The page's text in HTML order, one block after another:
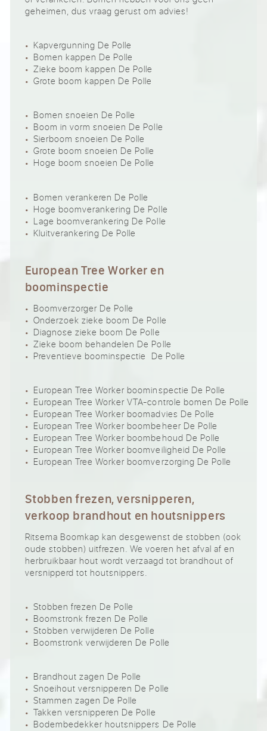
geheimen, dus vraag gerust om advies!
Kapvergunning De Polle
Bomen kappen De Polle
Zieke boom kappen De Polle
Grote boom kappen De Polle
Bomen snoeien De Polle
Boom in vorm snoeien De Polle
Sierboom snoeien De Polle
Grote boom snoeien De Polle
Hoge boom snoeien De Polle
Bomen verankeren De Polle
Hoge boomverankering De Polle
Lage boomverankering De Polle
Kluitverankering De Polle
European Tree Worker en
boominspectie
Boomverzorger De Polle
Onderzoek zieke boom De Polle
Diagnose zieke boom De Polle
Zieke boom behandelen De Polle
Preventieve boominspectie De Polle
European Tree Worker boominspectie De Polle
European Tree Worker VTA-controle bomen De Polle
European Tree Worker boomadvies De Polle
European Tree Worker boombeheer De Polle
European Tree Worker boombehoud De Polle
European Tree Worker boomveiligheid De Polle
European Tree Worker boomverzorging De Polle
Stobben frezen, versnipperen,
verkoop brandhout en houtsnippers
Ritsema Boomkap kan desgewenst de stobben (ook
oude stobben) uitfrezen. We voeren het afval af en
herbruikbaar hout wordt verzaagd tot brandhout of
versnipperd tot houtsnippers.
Stobben frezen De Polle
Boomstronk frezen De Polle
Stobben verwijderen De Polle
Boomstronk verwijderen De Polle
Brandhout zagen De Polle
Snoeihout versnipperen De Polle
Stammen zagen De Polle
Takken versnipperen De Polle
Bodembedekker houtsnippers De Polle